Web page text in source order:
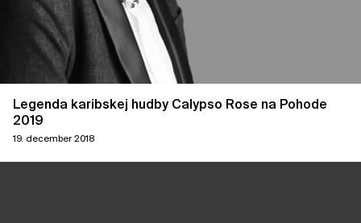
Legenda karibskej hudby Calypso Rose na Pohode
2019
19. december 2018